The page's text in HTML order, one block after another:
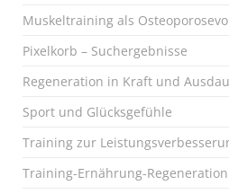
Muskeltraining als
Pixelkorb – Suchergebnisse
Regeneration in Kraft und
Sport und Glücksgefühle
Training zur
Training-Ernährung-Regeneration